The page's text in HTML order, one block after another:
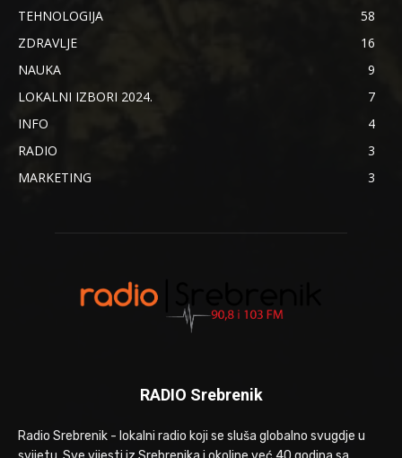
TEHNOLOGIJA
58
ZDRAVLJE
16
NAUKA
9
LOKALNI IZBORI 2024.
7
INFO
4
RADIO
3
MARKETING
3
RADIO Srebrenik
Radio Srebrenik - lokalni radio koji se sluša globalno svugdje u